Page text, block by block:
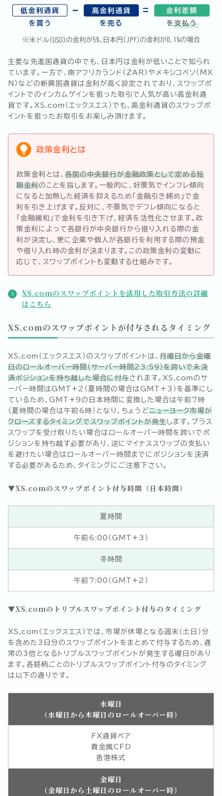
主要な先進国通貨の中でも、日本円は金利が低いことで知られ
ています。一方で、南アフリカランド（ZAR）やメキシコペソ（MX
N）などの新興国通貨は金利が高く設定されており、スワップポ
イントでのインカムゲインを狙った取引で人気が高い高金利通
貨です。XS.com（エックスエス）でも、高金利通貨のスワップポ
イントを狙ったお取引をお楽しみ頂けます。
政策金利とは
政策金利とは、 各国の中央銀行が金融政策として定める短
期金利のことを指します。一般的に、好景気でインフレ傾向
になると加熱した経済を抑えるため「金融引き締め」で金
利を引き上げます。反対に、不景気でデフレ傾向になると
「金融緩和」で金利を引き下げ、経済を活性化させます。政
策金利によって各銀行が中央銀行から借り入れる際の金
利が決定し、更に企業や個人が各銀行を利用する際の預金
や借り入れ時の金利が決まります。この政策金利の変動に
応じて、スワップポイントも変動する仕組みです。
XS.comのスワップポイントを活用した取引方法の詳細
はこちら
XS.comのスワップポイントが付与されるタイミング
XS.com（エックスエス）のスワップポイントは、 月曜日から金曜
日のロールオーバー時間（サーバー時間23:59）を跨いで未決
済ポジションを持ち越した場合に付与されます。XS.comのサ
ーバー時間はGMT+2（夏時間の場合はGMT+3）を基準にし
ているため、GMT+9の日本時間に変換した場合は午前7時
（夏時間の場合は午前6時）となり、ちょうどニューヨーク市場が
クローズするタイミングでスワップポイントが発生 します。プラス
スワップを受け取りたい場合はロールオーバー時間を跨いでポ
ジションを持ち越す必要があり、逆にマイナススワップの支払い
を避けたい場合はロールオーバー時間までにポジションを決済
する必要があるため、タイミングにご注意下さい。
XS.comのスワップポイント付与時間（日本時間）
夏時間
午前6:00（GMT+3）
冬時間
午前7:00（GMT+2）
XS.comのトリプルスワップポイント付与のタイミング
XS.com（エックスエス）では、市場が休場となる週末（土日）分
を含めた3日分のスワップポイントをまとめて付与するため、通
常の3倍となるトリプルスワップポイントが発生する曜日があり
ます。各銘柄ごとのトリプルスワップポイント付与のタイミング
は以下の通りです。
水曜日
（水曜日から木曜日のロールオーバー時）
FX通貨ペア
貴金属CFD
香港株式
金曜日
（金曜日から土曜日のロールオーバー時）